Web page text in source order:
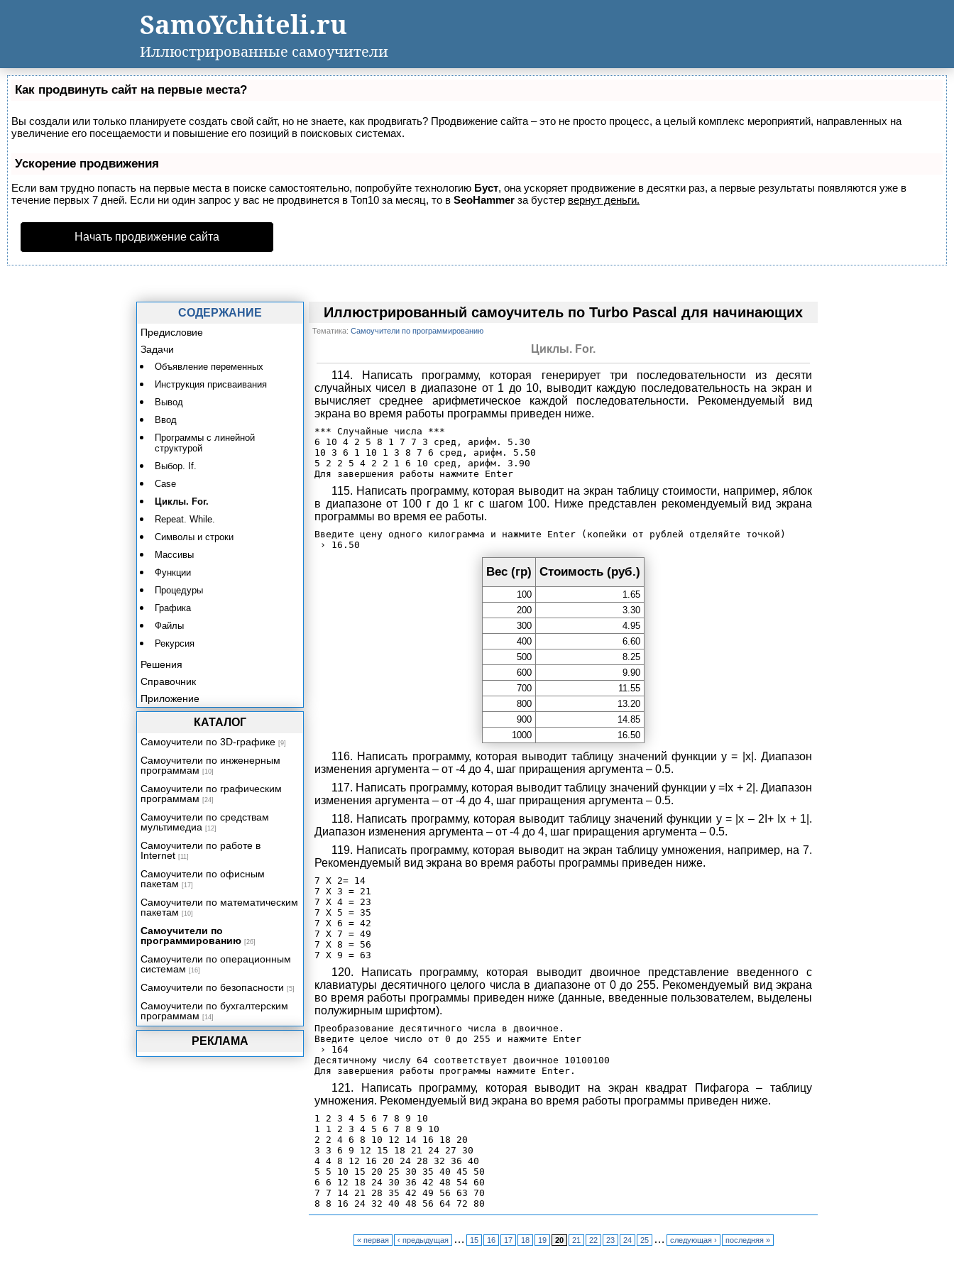
Как продвинуть сайт на первые места?
Вы создали или только планируете создать свой сайт, но не знаете, как продвигать? Продвижение сайта – это не просто процесс, а целый комплекс мероприятий, направленных на
увеличение его посещаемости и повышение его позиций в поисковых системах.
Ускорение продвижения
Если вам трудно попасть на первые места в поиске самостоятельно, попробуйте технологию Буст, она ускоряет продвижение в десятки раз, а первые результаты появляются уже в
течение первых 7 дней. Если ни один запрос у вас не продвинется в Топ10 за месяц, то в SeoHammer за бустер вернут деньги.
Начать продвижение сайта
Иллюстрированный самоучитель по Turbo Pascal для начинающих
Тематика: Самоучители по программированию
Циклы. For.
114. Написать программу, которая генерирует три последовательности из десяти
случайных чисел в диапазоне от 1 до 10, выводит каждую последовательность на экран и
вычисляет среднее арифметическое каждой последовательности. Рекомендуемый вид
экрана во время работы программы приведен ниже.
*** Случайные числа ***
6 10 4 2 5 8 1 7 7 3 сред, арифм. 5.30
10 3 6 1 10 1 3 8 7 6 сред, арифм. 5.50
5 2 2 5 4 2 2 1 6 10 сред, арифм. 3.90
115. Написать программу, которая выводит на экран таблицу стоимости, например, яблок
в диапазоне от 100 г до 1 кг с шагом 100. Ниже представлен рекомендуемый вид экрана
программы во время ее работы.
Введите цену одного килограмма и нажмите Enter (копейки от рублей отделяйте точкой)
Вес (гр) Cтоимость (руб.)
100
1.65
200
3.30
300
4.95
400
6.60
500
8.25
600
9.90
700
11.55
800
13.20
900
14.85
1000
16.50
116. Написать программу, которая выводит таблицу значений функции у = |х|. Диапазон
изменения аргумента – от -4 до 4, шаг приращения аргумента – 0.5.
117. Написать программу, которая выводит таблицу значений функции у =Iх + 2|. Диапазон
изменения аргумента – от -4 до 4, шаг приращения аргумента – 0.5.
118. Написать программу, которая выводит таблицу значений функции у = |х – 2I+ Iх + 1|.
Диапазон изменения аргумента – от -4 до 4, шаг приращения аргумента – 0.5.
119. Написать программу, которая выводит на экран таблицу умножения, например, на 7.
Рекомендуемый вид экрана во время работы программы приведен ниже.
7 X 2= 14
7 X 3 = 21
7 X 4 = 23
7 X 5 = 35
7 X 6 = 42
7 X 7 = 49
7 X 8 = 56
120. Написать программу, которая выводит двоичное представление введенного с
клавиатуры десятичного целого числа в диапазоне от 0 до 255. Рекомендуемый вид экрана
во время работы программы приведен ниже (данные, введенные пользователем, выделены
полужирным шрифтом).
Преобразование десятичного числа в двоичное.
Введите целое число от 0 до 255 и нажмите Enter
› 164
Десятичному числу 64 соответствует двоичное 10100100
121. Написать программу, которая выводит на экран квадрат Пифагора – таблицу
умножения. Рекомендуемый вид экрана во время работы программы приведен ниже.
1 2 3 4 5 6 7 8 9 10
1 1 2 3 4 5 6 7 8 9 10
2 2 4 6 8 10 12 14 16 18 20
3 3 6 9 12 15 18 21 24 27 30
4 4 8 12 16 20 24 28 32 36 40
5 5 10 15 20 25 30 35 40 45 50
6 6 12 18 24 30 36 42 48 54 60
7 7 14 21 28 35 42 49 56 63 70
« первая ‹ предыдущая … 15 16 17 18 19 20 21 22 23 24 25 … следующая › последняя »
РЕКЛАМА
СОДЕРЖАНИЕ
Предисловие
Задачи
Объявление переменных
Инструкция присваивания
Вывод
Ввод
Программы с линейной
структурой
Выбор. If.
Case
Циклы. For.
Repeat. While.
Символы и строки
Массивы
Функции
Процедуры
Графика
Файлы
Рекурсия
Решения
Справочник
Приложение
КАТАЛОГ
Самоучители по 3D-графике [9]
Самоучители по инженерным
программам [10]
Самоучители по графическим
программам [24]
Самоучители по средствам
мультимедиа [12]
Самоучители по работе в
Internet [11]
Самоучители по офисным
пакетам [17]
Самоучители по математическим
пакетам [10]
Самоучители по
программированию [26]
Самоучители по операционным
системам [16]
Самоучители по безопасности [5]
Самоучители по бухгалтерским
программам [14]
SamoYchiteli.ru
Иллюстрированные самоучители